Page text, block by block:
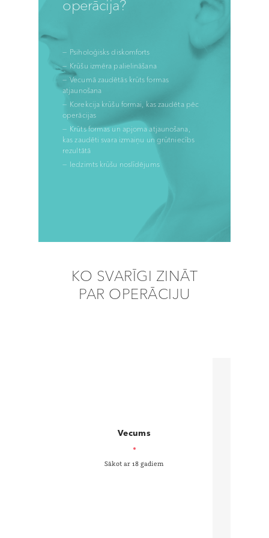
operācija?
Psiholoģisks diskomforts
Krūšu izmēra palielināšana
Vecumā zaudētās krūts formas
atjaunošana
Korekcija krūšu formai, kas zaudēta pēc
operācijas
Krūts formas un apjoma atjaunošana,
kas zaudēti svara izmaiņu un grūtniecībs
rezultātā
Iedzimts krūšu noslīdējums
KO SVARĪGI ZINĀT
PAR OPERĀCIJU
Vecums
Sākot ar 18 gadiem